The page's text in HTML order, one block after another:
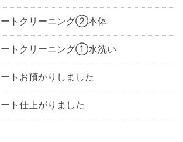
ートクリーニング②本体
トクリーニング①水洗い
トお預かりしました
ト仕上がりました